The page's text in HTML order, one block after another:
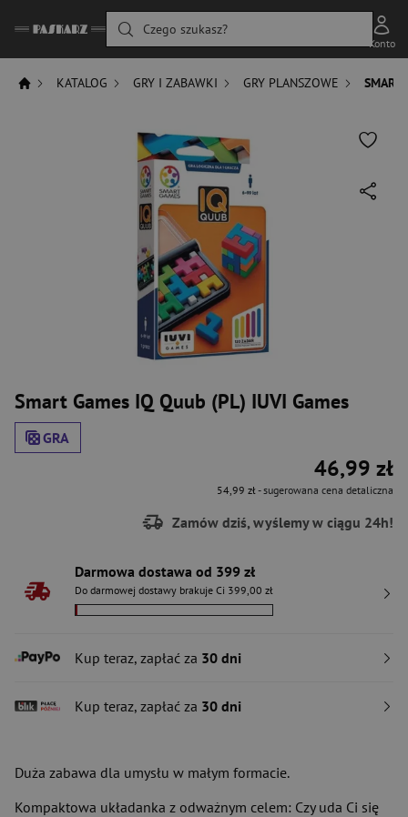
Czego szukasz?
Konto
KATALOG GRY I ZABAWKI GRY PLANSZOWE SMART
Smart Games IQ Quub (PL) IUVI Games
GRA
46,99 zł
54,99 zł- sugerowana cena detaliczna
Zamów dziś, wyślemy w ciągu 24h!
Darmowa dostawa od 399 zł
Do darmowej dostawy brakuje Ci 399,00 zł
Kup teraz, zapłać za 30 dni
Kup teraz, zapłać za 30 dni
Duża zabawa dla umysłu w małym formacie.
Kompaktowa układanka z odważnym celem: Czy uda Ci się